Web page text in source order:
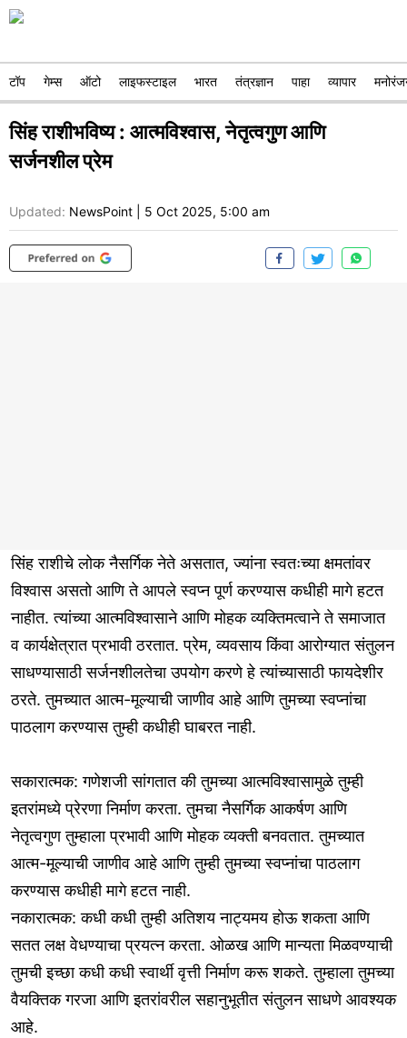
टॉप गेम्स ऑटो लाइफस्टाइल भारत तंत्रज्ञान पाहा व्यापार
सिंह राशीभविष्य : आत्मविश्वास, नेतृत्वगुण आणि
सर्जनशील प्रेम
Updated: NewsPoint 5 Oct 2025, 5:00 am
सिंह राशीचे लोक नैसर्गिक नेते असतात, ज्यांना स्वतःच्या क्षमतांवर
विश्वास असतो आणि ते आपले स्वप्न पूर्ण करण्यास कधीही मागे हटत
नाहीत. त्यांच्या आत्मविश्वासाने आणि मोहक व्यक्तिमत्वाने ते समाजात
व कार्यक्षेत्रात प्रभावी ठरतात. प्रेम, व्यवसाय किंवा आरोग्यात संतुलन
साधण्यासाठी सर्जनशीलतेचा उपयोग करणे हे त्यांच्यासाठी फायदेशीर
ठरते. तुमच्यात आत्म-मूल्याची जाणीव आहे आणि तुमच्या स्वप्नांचा
पाठलाग करण्यास तुम्ही कधीही घाबरत नाही.
सकारात्मक: गणेशजी सांगतात की तुमच्या आत्मविश्वासामुळे तुम्ही
इतरांमध्ये प्रेरणा निर्माण करता. तुमचा नैसर्गिक आकर्षण आणि
नेतृत्वगुण तुम्हाला प्रभावी आणि मोहक व्यक्ती बनवतात. तुमच्यात
आत्म-मूल्याची जाणीव आहे आणि तुम्ही तुमच्या स्वप्नांचा पाठलाग
करण्यास कधीही मागे हटत नाही.
नकारात्मक: कधी कधी तुम्ही अतिशय नाट्यमय होऊ शकता आणि
सतत लक्ष वेधण्याचा प्रयत्न करता. ओळख आणि मान्यता मिळवण्याची
तुमची इच्छा कधी कधी स्वार्थी वृत्ती निर्माण करू शकते. तुम्हाला तुमच्या
वैयक्तिक गरजा आणि इतरांवरील सहानुभूतीत संतुलन साधणे आवश्यक
आहे.